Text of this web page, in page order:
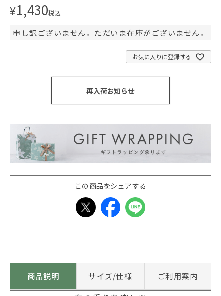
¥1,430税込
申し訳ございません。ただいま在庫がございません。
お気に入りに登録する
再入荷お知らせ
この商品をシェアする
商品説明 サイズ/仕様 ご利用案内